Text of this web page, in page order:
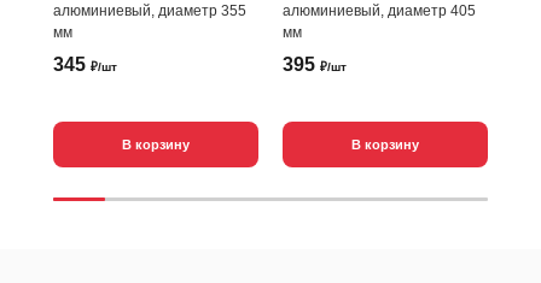
алюминиевый, диаметр 355
мм
345 ₽/шт
В корзину
алюминиевый, диаметр 405
мм
395 ₽/шт
В корзину